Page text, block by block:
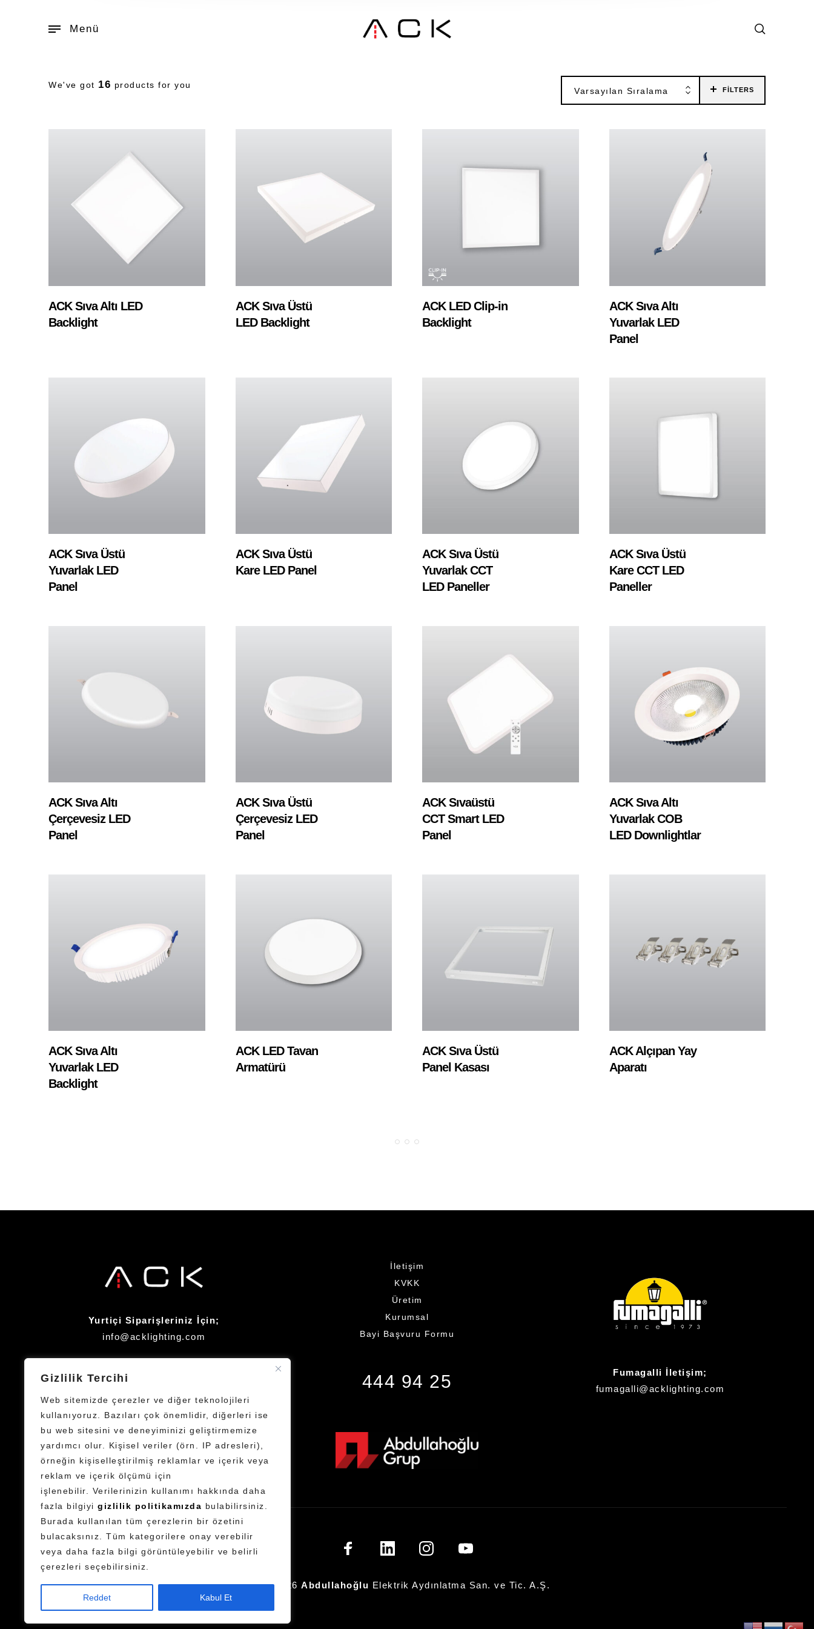
Gizlilik Tercihi
Web sitemizde çerezler ve diğer teknolojileri
kullanıyoruz. Bazıları çok önemlidir, diğerleri ise
bu web sitesini ve deneyiminizi geliştirmemize
yardımcı olur.
Kişisel veriler (örn. IP adresleri),
örneğin kişiselleştirilmiş reklamlar ve içerik veya
reklam ve içerik ölçümü için
işlenebilir.
Verilerinizin kullanımı hakkında daha
fazla bilgiyi gizlilik politikamızda bulabilirsiniz.
Burada kullanılan tüm çerezlerin bir özetini
bulacaksınız. Tüm kategorilere onay verebilir
veya daha fazla bilgi görüntüleyebilir ve belirli
çerezleri seçebilirsiniz.
Reddet Kabul Et
Menü
We've got 16 products for you
Varsayılan Sıralama FILTERS
ACK Sıva Altı LED
Backlight
ACK Sıva Üstü
LED Backlight
ACK LED Clip-in
Backlight
ACK Sıva Altı
Yuvarlak LED
Panel
ACK Sıva Üstü
Yuvarlak LED
Panel
ACK Sıva Üstü
Kare LED Panel
ACK Sıva Üstü
Yuvarlak CCT
LED Paneller
ACK Sıva Üstü
Kare CCT LED
Paneller
ACK Sıva Altı
Çerçevesiz LED
Panel
ACK Sıva Üstü
Çerçevesiz LED
Panel
ACK Sıvaüstü
CCT Smart LED
Panel
ACK Sıva Altı
Yuvarlak COB
LED Downlightlar
ACK Sıva Altı
Yuvarlak LED
Backlight
ACK LED Tavan
Armatürü
ACK Sıva Üstü
Panel Kasası
ACK Alçıpan Yay
Aparatı
Yurtiçi Siparişleriniz İçin;
info@acklighting.com
İletişim
KVKK
Üretim
Kurumsal
Bayi Başvuru Formu
444 94 25
Fumagalli İletişim;
fumagalli@acklighting.com
© 2026Abdullahoğlu Elektrik Aydınlatma San. ve Tic. A.Ş.